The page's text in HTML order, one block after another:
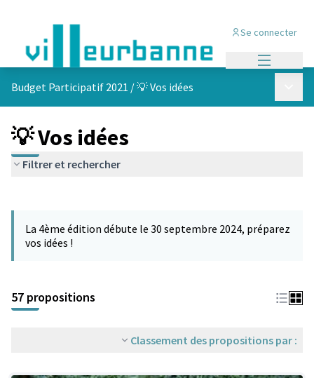
Se connecter
Budget Participatif 2021 /💡 Vos idées
💡 Vos idées
Filtrer et rechercher
La 4ème édition débute le 30 septembre 2024, préparez
vos idées !
57 propositions
Classement des propositions par :